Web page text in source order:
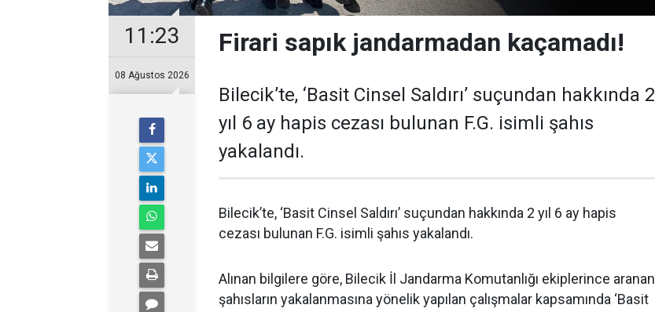
11:23
08 Ağustos 2026
Firari sapık jandarmadan kaçamadı!
Bilecik’te, ‘Basit Cinsel Saldırı’ suçundan hakkında 2
yıl 6 ay hapis cezası bulunan F.G. isimli şahıs
yakalandı.
Bilecik’te, ‘Basit Cinsel Saldırı’ suçundan hakkında 2 yıl 6 ay hapis
cezası bulunan F.G. isimli şahıs yakalandı.
Alınan bilgilere göre, Bilecik İl Jandarma Komutanlığı ekiplerince aranan
şahısların yakalanmasına yönelik yapılan çalışmalar kapsamında ‘Basit